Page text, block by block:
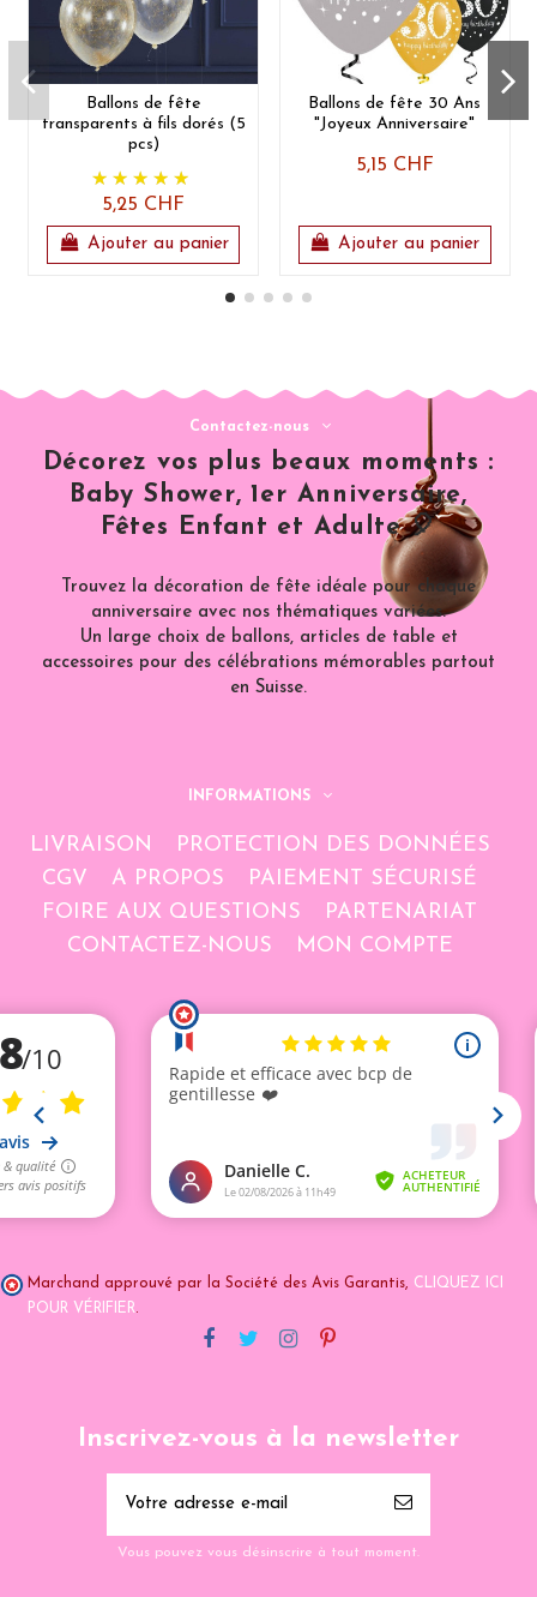
Ballons de fête
transparents à fils dorés (5
pcs)
5,25 CHF
Ajouter au panier
Ballons de fête 30 Ans
"Joyeux Anniversaire"
5,15 CHF
Ajouter au panier
Contactez-nous
Décorez vos plus beaux moments :
Baby Shower, 1er Anniversaire,
Fêtes Enfant et Adulte 🎈
Trouvez la décoration de fête idéale pour chaque
anniversaire avec nos thématiques variées.
Un large choix de ballons, articles de table et
accessoires pour des célébrations mémorables partout
en Suisse.
INFORMATIONS
LIVRAISON
PROTECTION DES DONNÉES
CGV
A PROPOS
PAIEMENT SÉCURISÉ
FOIRE AUX QUESTIONS
PARTENARIAT
CONTACTEZ-NOUS
MON COMPTE
Marchand approuvé par la Société des Avis Garantis, CLIQUEZ ICI
POUR VÉRIFIER.
Inscrivez-vous à la newsletter
Vous pouvez vous désinscrire à tout moment.